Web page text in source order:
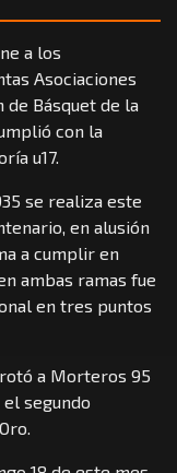
a los
Asociaciones
de Básquet de la
con la
u17.
se realiza este
en alusión
a cumplir en
ambas ramas fue
en tres puntos
a Morteros 95
segundo